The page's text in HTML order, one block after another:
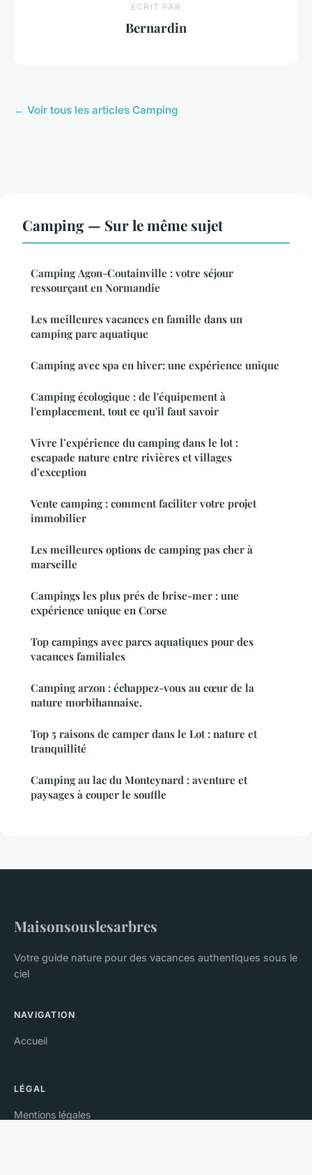
ECRIT PAR
Bernardin
← Voir tous les articles Camping
Camping — Sur le même sujet
Camping Agon-Coutainville : votre séjour
ressourçant en Normandie
Les meilleures vacances en famille dans un
camping parc aquatique
Camping avec spa en hiver: une expérience unique
Camping écologique : de l'équipement à
l'emplacement, tout ce qu'il faut savoir
Vivre l’expérience du camping dans le lot :
escapade nature entre rivières et villages
d’exception
Vente camping : comment faciliter votre projet
immobilier
Les meilleures options de camping pas cher à
marseille
Campings les plus prés de brise-mer : une
expérience unique en Corse
Top campings avec parcs aquatiques pour des
vacances familiales
Camping arzon : échappez-vous au cœur de la
nature morbihannaise.
Top 5 raisons de camper dans le Lot : nature et
tranquillité
Camping au lac du Monteynard : aventure et
paysages à couper le souffle
Maisonsouslesarbres
Votre guide nature pour des vacances authentiques sous le
ciel
NAVIGATION
Accueil
LÉGAL
Mentions légales